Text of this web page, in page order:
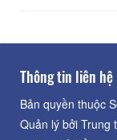
Thông tin liên hệ
Bản quyền thuộc
Quản lý bởi Trung